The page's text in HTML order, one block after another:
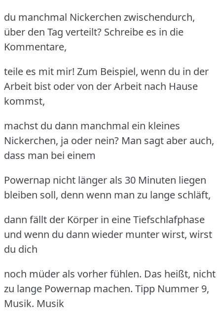
du manchmal Nickerchen zwischendurch,
über den Tag verteilt? Schreibe es in die
Kommentare,
teile es mit mir! Zum Beispiel, wenn du in der
Arbeit bist oder von der Arbeit nach Hause
kommst,
machst du dann manchmal ein kleines
Nickerchen, ja oder nein? Man sagt aber auch,
dass man bei einem
Powernap nicht länger als 30 Minuten liegen
bleiben soll, denn wenn man zu lange schläft,
dann fällt der Körper in eine Tiefschlafphase
und wenn du dann wieder munter wirst, wirst
du dich
noch müder als vorher fühlen. Das heißt, nicht
zu lange Powernap machen. Tipp Nummer 9,
Musik. Musik